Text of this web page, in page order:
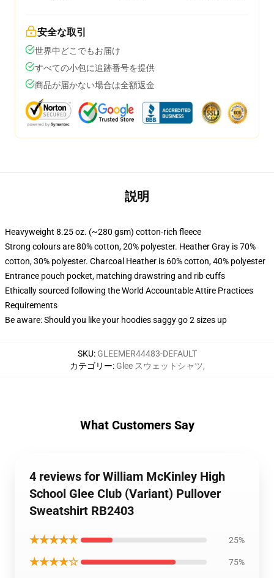
安全な取引
世界中どこでもお届け
すべての小包に追跡番号を提供
商品が届かない場合は全額返金
説明
Heavyweight 8.25 oz. (~280 gsm) cotton-rich fleece
Strong colours are 80% cotton, 20% polyester. Heather Gray is 70%
cotton, 30% polyester. Charcoal Heather is 60% cotton, 40% polyester
Entrance pouch pocket, matching drawstring and rib cuffs
Ethically sourced following the World Accountable Attire Practices
Requirements
Be aware: Should you like your hoodies saggy go 2 sizes up
SKU: GLEEMER44483-DEFAULT
カテゴリー: Glee スウェットシャツ,
What Customers Say
4 reviews for William McKinley High
School Glee Club (Variant) Pullover
Sweatshirt RB2403
★★★★★ 25%
★★★★☆ 75%